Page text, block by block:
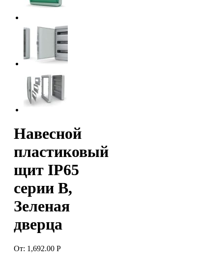
Навесной
пластиковый
щит IP65
серии B,
Зеленая
дверца
От: 1,692.00 Р